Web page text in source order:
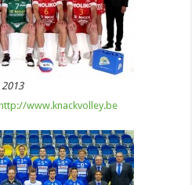
http://www.knackvolley.be